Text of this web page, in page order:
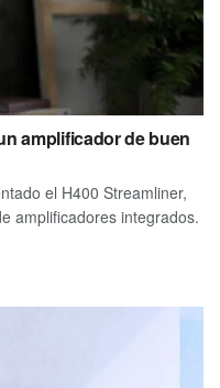
amplificador de buen
el H400 Streamliner,
amplificadores integrados.